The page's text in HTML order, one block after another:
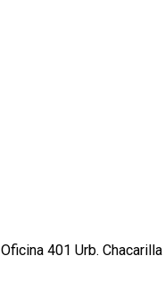
401 Urb. Chacarilla